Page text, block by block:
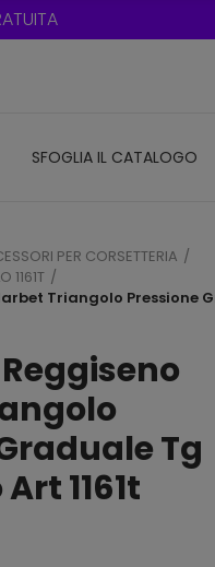
SUPERIORI
SFOGLIA IL CATALOGO
PER CORSETTERIA
1161T
Triangolo Pressione
Tg
1161t